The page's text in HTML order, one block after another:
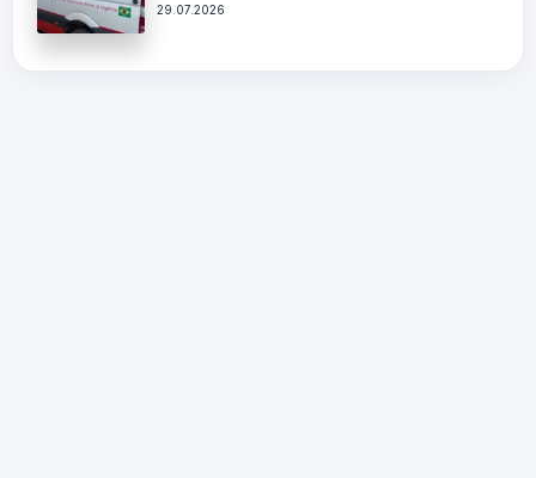
29.07.2026